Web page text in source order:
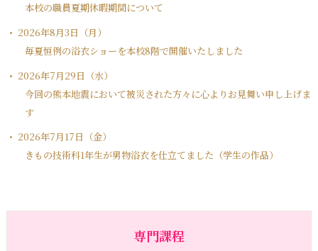
本校の職員夏期休暇期間について
2026年8月3日（月）
毎夏恒例の浴衣ショーを本校8階で開催いたしました
2026年7月29日（水）
今回の熊本地震において被災された方々に心よりお見舞い申し上げま
す
2026年7月17日（金）
きもの技術科1年生が男物浴衣を仕立てました（学生の作品）
専門課程